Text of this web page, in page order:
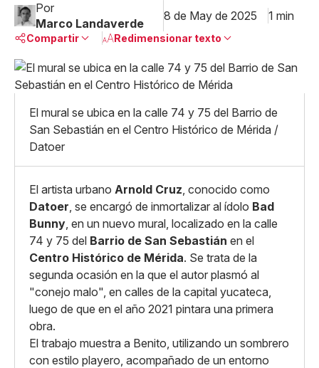
Por
Marco Landaverde
8 de May de 2025 1 min
Compartir
Linkedin
X
Whatsapp
Copiar enlace
Redimensionar texto
Pequeño
Mediano
Grande
El mural se ubica en la calle 74 y 75 del Barrio de
San Sebastián en el Centro Histórico de Mérida /
Datoer
El artista urbano Arnold Cruz, conocido como
Datoer, se encargó de inmortalizar al ídolo Bad
Bunny, en un nuevo mural, localizado en la calle
74 y 75 del Barrio de San Sebastián en el
Centro Histórico de Mérida. Se trata de la
segunda ocasión en la que el autor plasmó al
"conejo malo", en calles de la capital yucateca,
luego de que en el año 2021 pintara una primera
obra.
El trabajo muestra a Benito, utilizando un sombrero
con estilo playero, acompañado de un entorno